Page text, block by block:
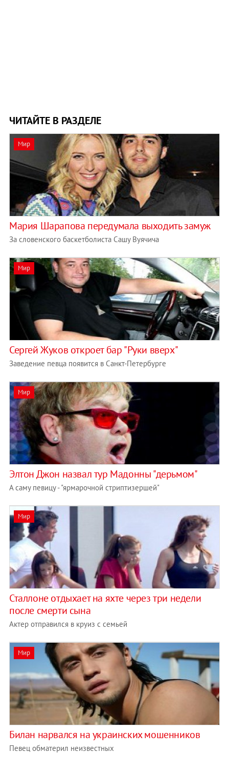
ЧИТАЙТЕ В РАЗДЕЛЕ
Мир
Мария Шарапова передумала выходить замуж
За словенского баскетболиста Сашу Вуячича
Мир
Сергей Жуков откроет бар "Руки вверх"
Заведение певца появится в Санкт-Петербурге
Мир
Элтон Джон назвал тур Мадонны "дерьмом"
А саму певицу - "ярмарочной стриптизершей"
Мир
Сталлоне отдыхает на яхте через три недели
после смерти сына
Актер отправился в круиз с семьей
Мир
Билан нарвался на украинских мошенников
Певец обматерил неизвестных